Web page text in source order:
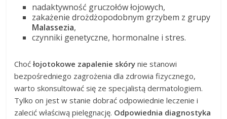
nadaktywność gruczołów łojowych,
zakażenie drożdżopodobnym grzybem z grupy
Malassezia,
czynniki genetyczne, hormonalne i stres.
Choćłojotokowe zapalenie skóry nie stanowi
bezpośredniego zagrożenia dla zdrowia fizycznego,
warto skonsultować się ze specjalistą dermatologiem.
Tylko on jest w stanie dobrać odpowiednie leczenie i
zalecić właściwą pielęgnację. Odpowiednia diagnostyka